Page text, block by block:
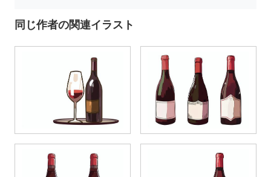
同じ作者の関連イラスト